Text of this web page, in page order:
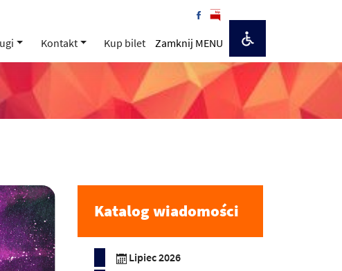
Kontakt Kup bilet Zamknij MENU
Katalog wiadomości
Lipiec 2026